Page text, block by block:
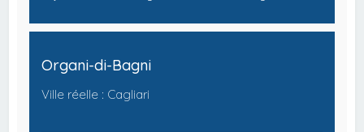
Organi-di-Bagni
Ville réelle : Cagliari